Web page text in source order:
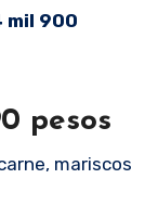
mil 900
pesos
mariscos